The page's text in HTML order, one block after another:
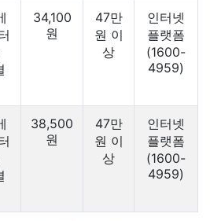
34,100
원
47만
원 이
상
인터넷
플랫폼
(1600-
4959)
38,500
원
47만
원 이
상
인터넷
플랫폼
(1600-
4959)